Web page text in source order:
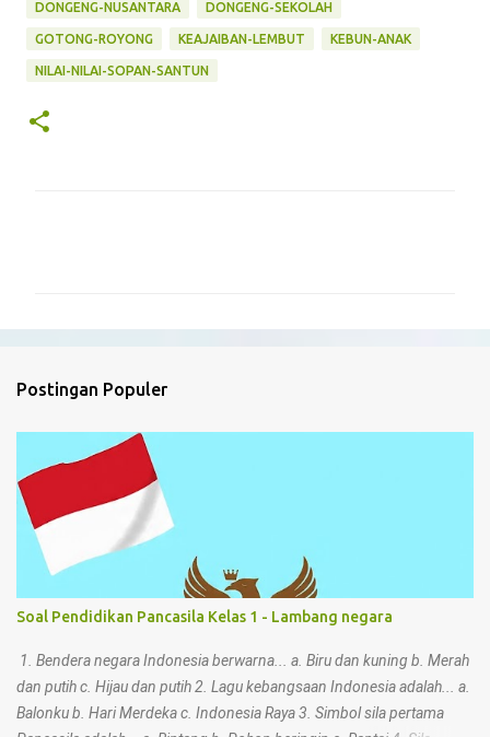
DONGENG-NUSANTARA DONGENG-SEKOLAH
GOTONG-ROYONG KEAJAIBAN-LEMBUT KEBUN-ANAK
NILAI-NILAI-SOPAN-SANTUN
Postingan Populer
Soal Pendidikan Pancasila Kelas 1 - Lambang negara
1. Bendera negara Indonesia berwarna... a. Biru dan kuning b. Merah
dan putih c. Hijau dan putih 2. Lagu kebangsaan Indonesia adalah... a.
Balonku b. Hari Merdeka c. Indonesia Raya 3. Simbol sila pertama